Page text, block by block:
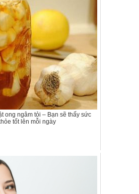
ong ngâm tỏi – Bạn sẽ thấy sức
tốt lên mỗi ngày